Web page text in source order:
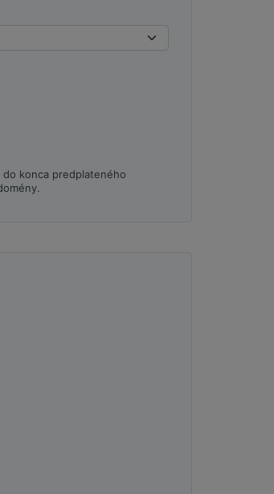
konca predplateného